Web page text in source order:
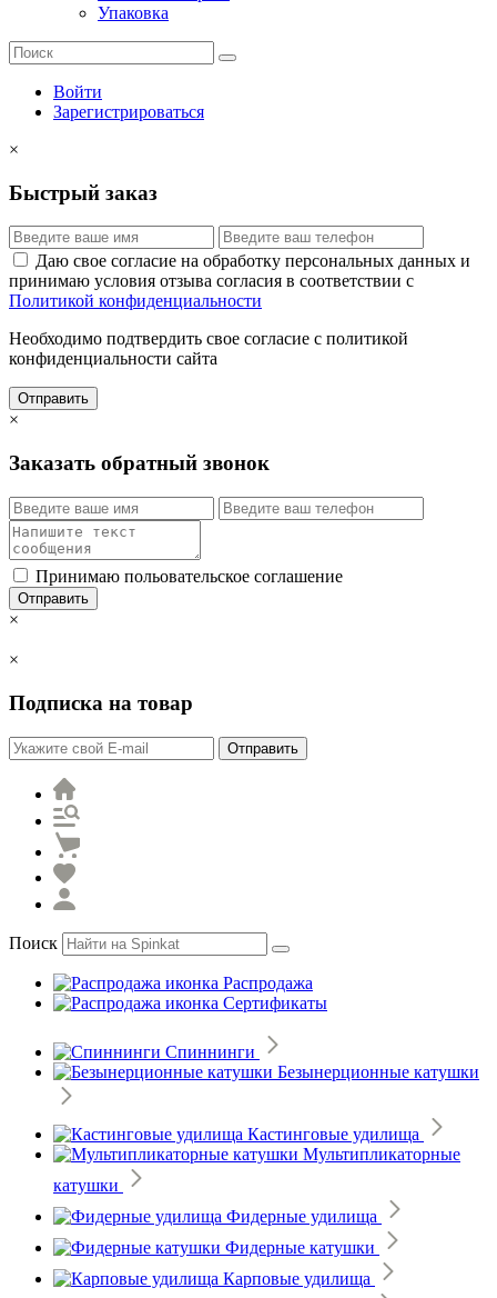
Упаковка
Войти
Зарегистрироваться
×
Быстрый заказ
Даю свое согласие на обработку персональных данных и
принимаю условия отзыва согласия в соответствии с
Политикой конфиденциальности
Необходимо подтвердить свое согласие с политикой
конфиденциальности сайта
Отправить
×
Заказать обратный звонок
Принимаю польовательское соглашение
Отправить
×
×
Подписка на товар
Отправить
Поиск
Распродажа
Сертификаты
Спиннинги
Безынерционные катушки
Кастинговые удилища
Мультипликаторные
катушки
Фидерные удилища
Фидерные катушки
Карповые удилища